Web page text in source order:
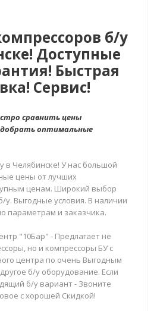
б/у
Доступные
Быстрая
Сервис!
сравнить цены
оптимальные
в Челябинске! У нас большой
цены от лучших
ценам. Широкий выбор
у. Выгодные условия. В наличии
параметрам и заказчика.
"10Бар" - Предлагает не
но и компрессоры БУ с
центра по очень Выгодным
б/у оборудование. Если
б/у вариант - Звоните
с хорошей Скидкой!